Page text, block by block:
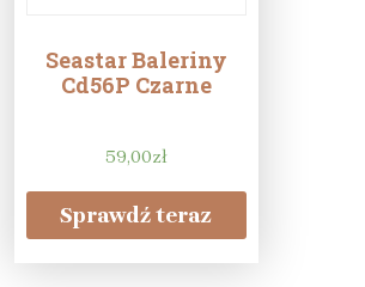
Seastar Baleriny
Cd56P Czarne
59,00zł
Sprawdź teraz